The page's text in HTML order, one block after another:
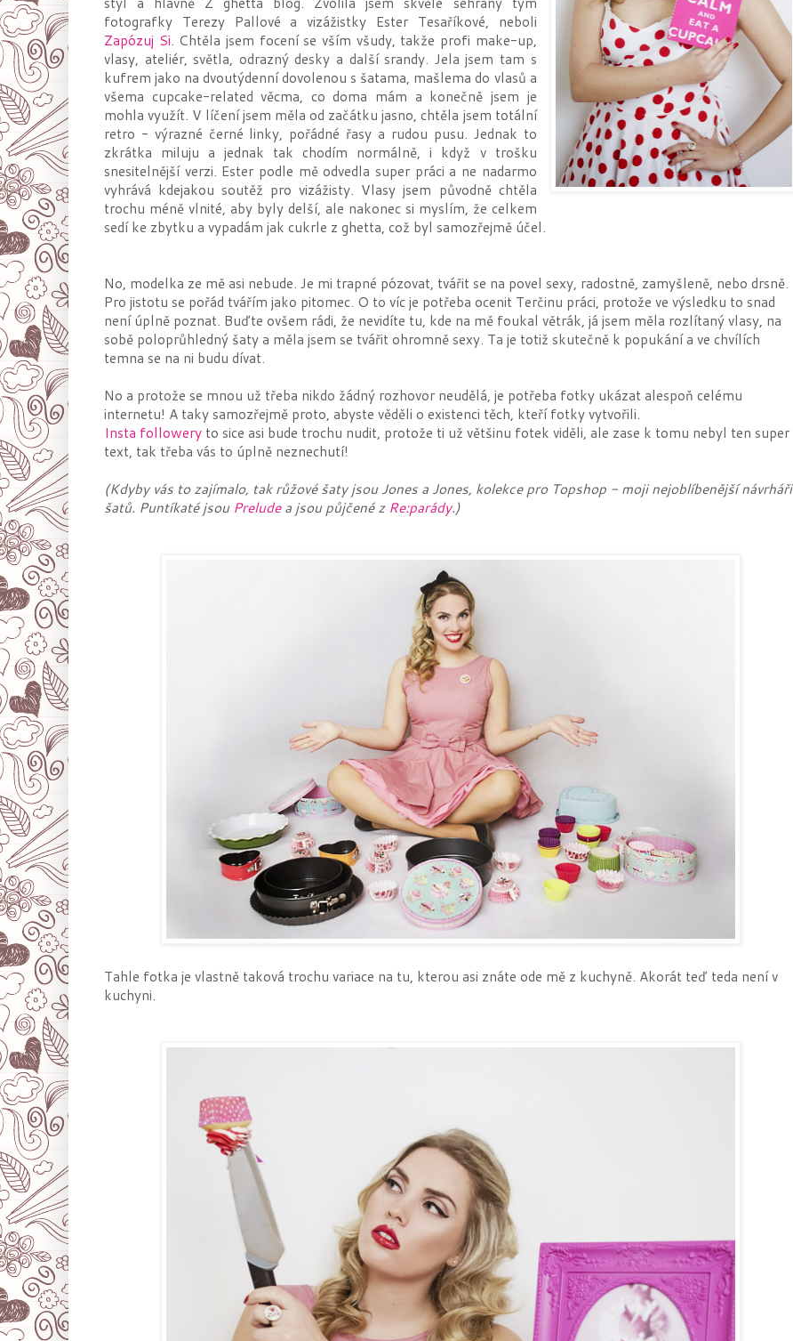
fotografky Terezy Pallové a vizážistky Ester Tesaříkové, neboli
Zapózuj Si. Chtěla jsem focení se vším všudy, takže profi make-up,
vlasy, ateliér, světla, odrazný desky a další srandy. Jela jsem tam s
kufrem jako na dvoutýdenní dovolenou s šatama, mašlema do vlasů a
všema cupcake-related věcma, co doma mám a konečně jsem je
mohla využít. V líčení jsem měla od začátku jasno, chtěla jsem totální
retro - výrazné černé linky, pořádné řasy a rudou pusu. Jednak to
zkrátka miluju a jednak tak chodím normálně, i když v trošku
snesitelnější verzi. Ester podle mě odvedla super práci a ne nadarmo
vyhrává kdejakou soutěž pro vizážisty. Vlasy jsem původně chtěla
trochu méně vlnité, aby byly delší, ale nakonec si myslím, že celkem
sedí ke zbytku a vypadám jak cukrle z ghetta, což byl samozřejmě účel.
No, modelka ze mě asi nebude. Je mi trapné pózovat, tvářit se na povel sexy, radostně, zamyšleně, nebo drsně.
Pro jistotu se pořád tvářím jako pitomec. O to víc je potřeba ocenit Terčinu práci, protože ve výsledku to snad
není úplně poznat. Buďte ovšem rádi, že nevidíte tu, kde na mě foukal větrák, já jsem měla rozlítaný vlasy, na
sobě poloprůhledný šaty a měla jsem se tvářit ohromně sexy. Ta je totiž skutečně k popukání a ve chvílích
temna se na ni budu dívat.
No a protože se mnou už třeba nikdo žádný rozhovor neudělá, je potřeba fotky ukázat alespoň celému
internetu! A taky samozřejmě proto, abyste věděli o existenci těch, kteří fotky vytvořili.
Insta followery to sice asi bude trochu nudit, protože ti už většinu fotek viděli, ale zase k tomu nebyl ten super
text, tak třeba vás to úplně neznechutí!
(Kdyby vás to zajímalo, tak růžové šaty jsou Jones a Jones, kolekce pro Topshop - moji nejoblíbenější návrháři
šatů. Puntíkaté jsou Preludea jsou půjčené z Re:parády.)
Tahle fotka je vlastně taková trochu variace na tu, kterou asi znáte ode mě z kuchyně. Akorát teď teda není v
kuchyni.